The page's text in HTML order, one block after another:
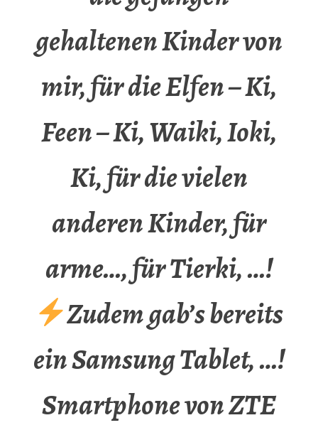
gehaltenen Kinder von
mir, für die Elfen – Ki,
Feen – Ki, Waiki, Ioki,
Ki, für die vielen
anderen Kinder, für
arme…, für Tierki, …!
Zudem gab’s bereits
ein Samsung Tablet, …!
Smartphone von ZTE